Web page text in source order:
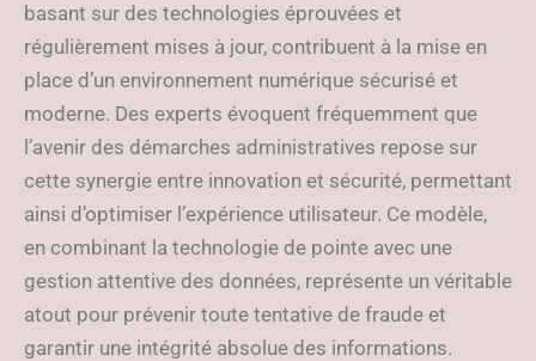
basant sur des technologies éprouvées et
régulièrement mises à jour, contribuent à la mise en
place d’un environnement numérique sécurisé et
moderne. Des experts évoquent fréquemment que
l’avenir des démarches administratives repose sur
cette synergie entre innovation et sécurité, permettant
ainsi d’optimiser l’expérience utilisateur. Ce modèle,
en combinant la technologie de pointe avec une
gestion attentive des données, représente un véritable
atout pour prévenir toute tentative de fraude et
garantir une intégrité absolue des informations.